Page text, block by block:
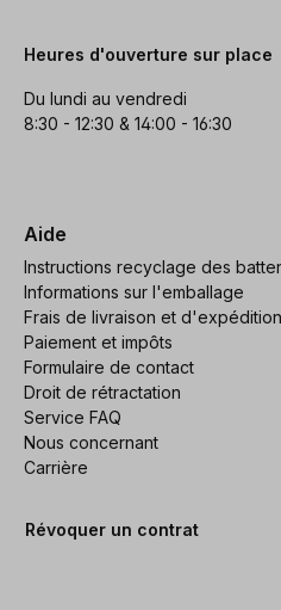
Heures d'ouverture sur place
Du lundi au vendredi
8:30 - 12:30 & 14:00 - 16:30
Aide
Instructions recyclage des
Informations sur l'emballage
Frais de livraison et d'expédition
Paiement et impôts
Formulaire de contact
Droit de rétractation
Service FAQ
Nous concernant
Carrière
Révoquer un contrat